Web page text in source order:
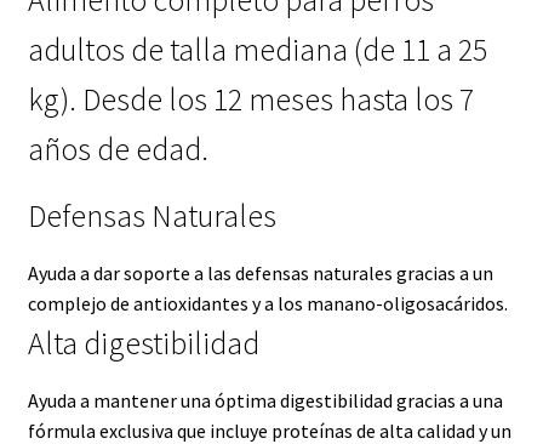
adultos de talla mediana (de 11 a 25
kg). Desde los 12 meses hasta los 7
años de edad.
Defensas Naturales
Ayuda a dar soporte a las defensas naturales gracias a un
complejo de antioxidantes y a los manano-oligosacáridos.
Alta digestibilidad
Ayuda a mantener una óptima digestibilidad gracias a una
fórmula exclusiva que incluye proteínas de alta calidad y un